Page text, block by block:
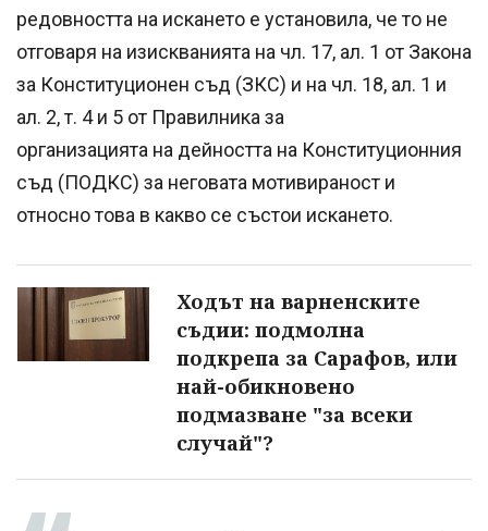
редовността на искането е установила, че то не
отговаря на изискванията на чл. 17, ал. 1 от Закона
за Конституционен съд (ЗКС) и на чл. 18, ал. 1 и
ал. 2, т. 4 и 5 от Правилника за
организацията на дейността на Конституционния
съд (ПОДКС) за неговата мотивираност и
относно това в какво се състои искането.
Ходът на варненските
съдии: подмолна
подкрепа за Сарафов, или
най-обикновено
подмазване "за всеки
случай"?